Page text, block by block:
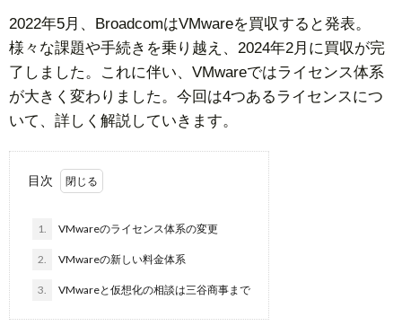
基
礎
わ
せ
2022年5月、BroadcomはVMwareを買収すると発表。
様々な課題や手続きを乗り越え、2024年2月に買収が完
了しました。これに伴い、VMwareではライセンス体系
が大きく変わりました。今回は4つあるライセンスにつ
いて、詳しく解説していきます。
目次
1. VMwareのライセンス体系の変更
2. VMwareの新しい料金体系
3. VMwareと仮想化の相談は三谷商事まで